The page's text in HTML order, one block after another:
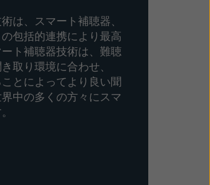
は、スマート補聴器、
包括的連携により最高
ト補聴器技術は、難聴
取り環境に合わせ、
とによってより良い聞
中の多くの方々にスマ